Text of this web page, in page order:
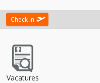
Check in
Vacatures